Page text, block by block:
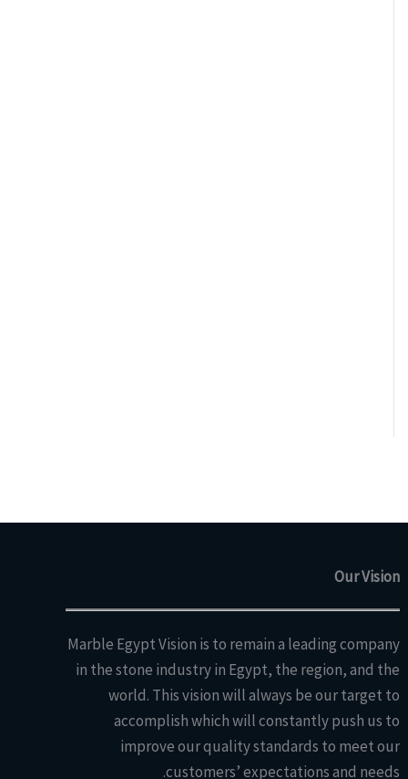
Our Vision
Marble Egypt Vision is to remain a leading company
in the stone industry in Egypt, the region, and the
world. This vision will always be our target to
accomplish which will constantly push us to
improve our quality standards to meet our
customers’ expectations and needs.